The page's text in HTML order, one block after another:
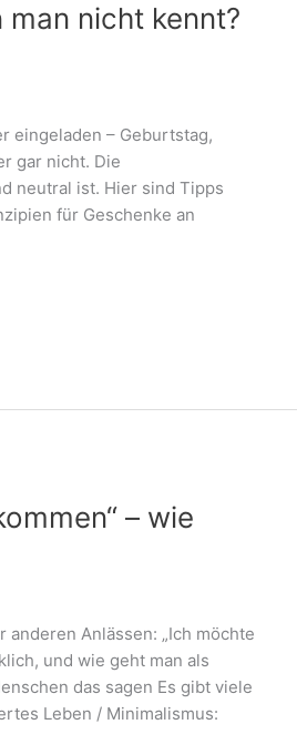
nicht kennt?
eingeladen – Geburtstag,
gar nicht. Die
neutral ist. Hier sind Tipps
für Geschenke an
– wie
Anlässen: „Ich möchte
und wie geht man als
das sagen Es gibt viele
Leben / Minimalismus: